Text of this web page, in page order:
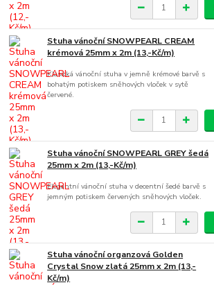
Stuha vánoční SNOWPEARL CREAM
krémová 25mm x 2m (13,-Kč/m)
Klasická vánoční stuha v jemně krémové barvě s
bohatým potiskem sněhových vloček v sytě
červené.
Stuha vánoční SNOWPEARL GREY šedá
25mm x 2m (13,-Kč/m)
Elegantní vánoční stuha v decentní šedé barvě s
jemným potiskem červených sněhových vloček.
Stuha vánoční organzová Golden
Crystal Snow zlatá 25mm x 2m (13,-
Kč/m)